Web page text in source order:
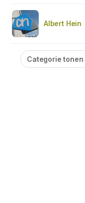
Albert Hein
Categorie tonen